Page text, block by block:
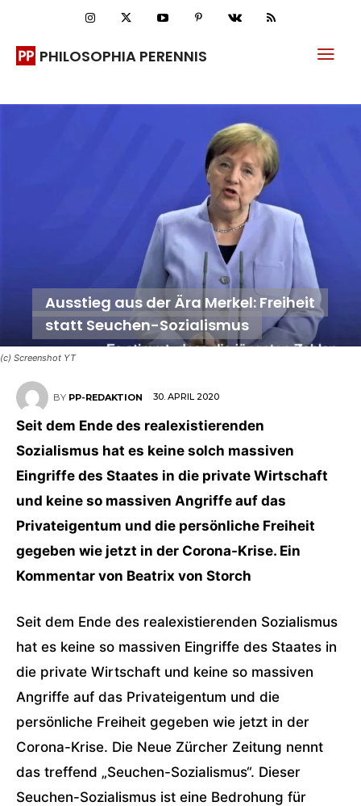
PHILOSOPHIA PERENNIS
(c) Screenshot YT
Ausstieg aus der Ära Merkel: Freiheit
statt Seuchen-Sozialismus
BY PP-REDAKTION 30. APRIL 2020
Seit dem Ende des realexistierenden
Sozialismus hat es keine solch massiven
Eingriffe des Staates in die private Wirtschaft
und keine so massiven Angriffe auf das
Privateigentum und die persönliche Freiheit
gegeben wie jetzt in der Corona-Krise. Ein
Kommentar von Beatrix von Storch
Seit dem Ende des realexistierenden Sozialismus
hat es keine so massiven Eingriffe des Staates in
die private Wirtschaft und keine so massiven
Angriffe auf das Privateigentum und die
persönliche Freiheit gegeben wie jetzt in der
Corona-Krise. Die Neue Zürcher Zeitung nennt
das treffend „Seuchen-Sozialismus“. Dieser
Seuchen-Sozialismus ist eine Bedrohung für